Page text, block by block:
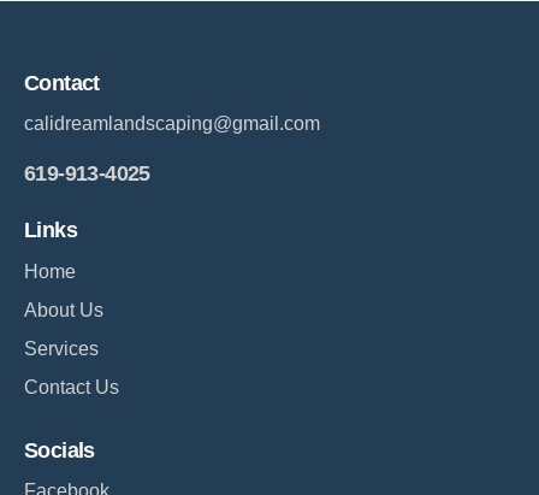
Contact
calidreamlandscaping@gmail.com
619-913-4025
Links
Home
About Us
Services
Contact Us
Socials